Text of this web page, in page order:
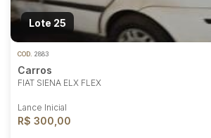
Lote 25
COD. 2883
Carros
FIAT SIENA ELX FLEX
Lance Inicial
R$ 300,00